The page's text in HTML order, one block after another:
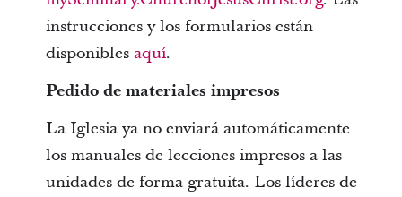
instrucciones y los formularios están
disponibles aquí.
Pedido de materiales impresos
La Iglesia ya no enviará automáticamente
los manuales de lecciones impresos a las
unidades de forma gratuita. Los líderes de